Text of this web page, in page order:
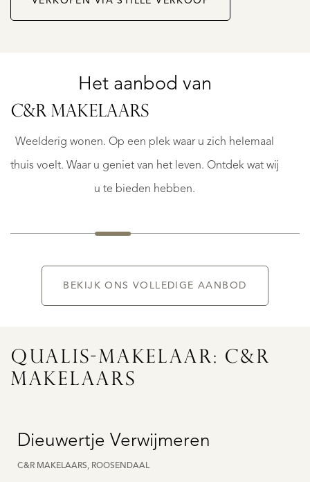
Het aanbod van
C&R MAKELAARS
Weelderig wonen. Op een plek waar u zich helemaal
thuis voelt. Waar u geniet van het leven. Ontdek wat wij
u te bieden hebben.
1.200.000
BEKIJK ONS VOLLEDIGE AANBOD
QUALIS-MAKELAAR: C&R
MAKELAARS
Dieuwertje Verwijmeren
C&R MAKELAARS, ROOSENDAAL